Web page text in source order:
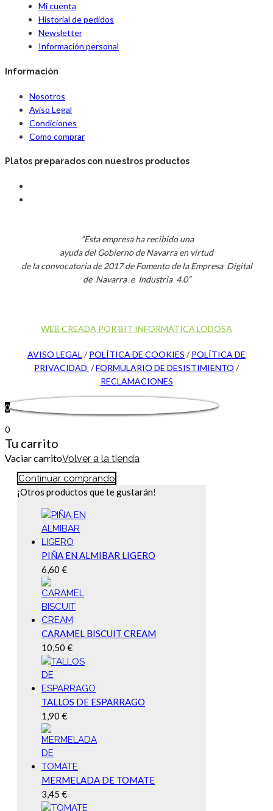
Mi cuenta
Historial de pedidos
Newsletter
Información personal
Información
Nosotros
Aviso Legal
Condiciones
Como comprar
Platos preparados con nuestros productos
“Esta empresa ha recibido una
ayuda del Gobierno de Navarra en virtud
de la convocatoria de 2017 de Fomento de la Empresa Digital
de Navarra e Industria 4.0”
WEB CREADA POR BIT INFORMÁTICA LODOSA
AVISO LEGAL /POLÍTICA DE COOKIES /POLÍTICA DE
PRIVACIDAD /FORMULARIO DE DESISTIMIENTO /
RECLAMACIONES
0
0
Tu carrito
Vaciar carritoVolver a la tienda
Continuar comprando
¡Otros productos que te gustarán!
PIÑA EN ALMIBAR LIGERO
6,60 €
CARAMEL BISCUIT CREAM
10,50 €
TALLOS DE ESPARRAGO
1,90 €
MERMELADA DE TOMATE
3,45 €